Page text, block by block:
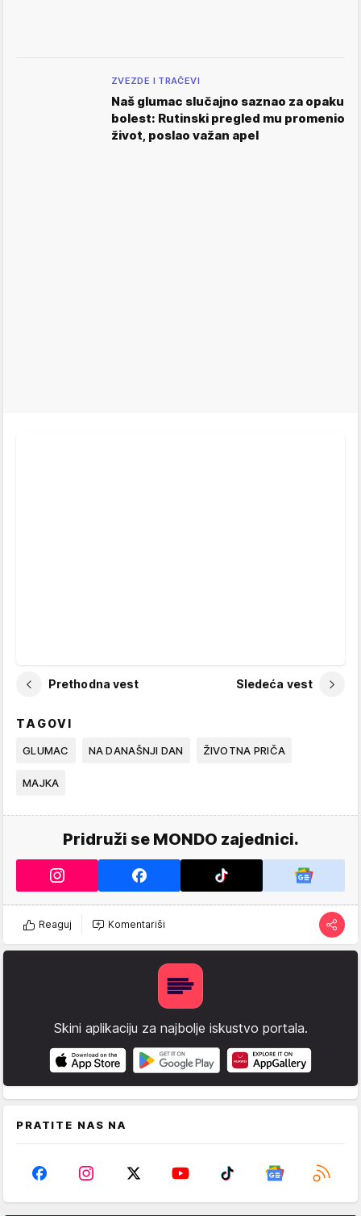
ZVEZDE I TRAČEVI
Naš glumac slučajno saznao za opaku
bolest: Rutinski pregled mu promenio
život, poslao važan apel
Prethodna vest Sledeća vest
TAGOVI
GLUMAC NA DANAŠNJI DAN ŽIVOTNA PRIČA
MAJKA
Pridruži se MONDO zajednici.
Reaguj Komentariši
Skini aplikaciju za najbolje iskustvo portala.
PRATITE NAS NA